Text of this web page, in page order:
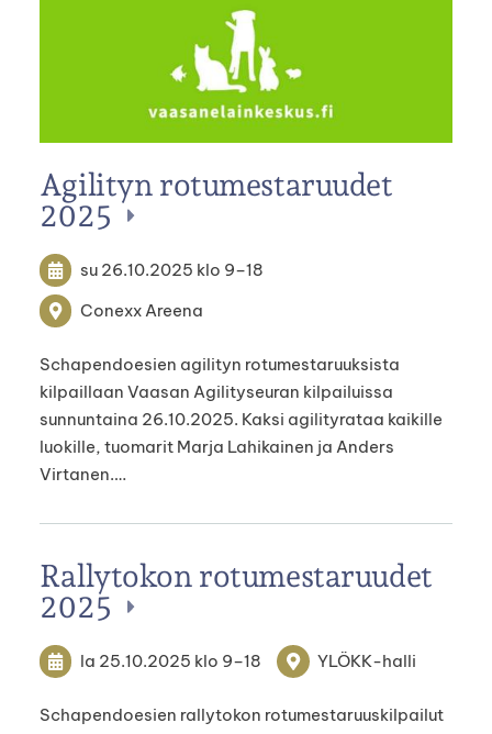
Agilityn rotumestaruudet
2025
su 26.10.2025 klo 9–18
Conexx Areena
Schapendoesien agilityn rotumestaruuksista
kilpaillaan Vaasan Agilityseuran kilpailuissa
sunnuntaina 26.10.2025. Kaksi agilityrataa kaikille
luokille, tuomarit Marja Lahikainen ja Anders
Virtanen.…
Rallytokon rotumestaruudet
2025
la 25.10.2025 klo 9–18 YLÖKK-halli
Schapendoesien rallytokon rotumestaruuskilpailut